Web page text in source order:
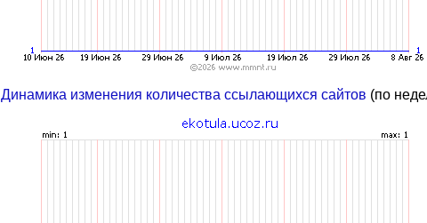
Динамика изменения количества ссылающихся сайтов (по